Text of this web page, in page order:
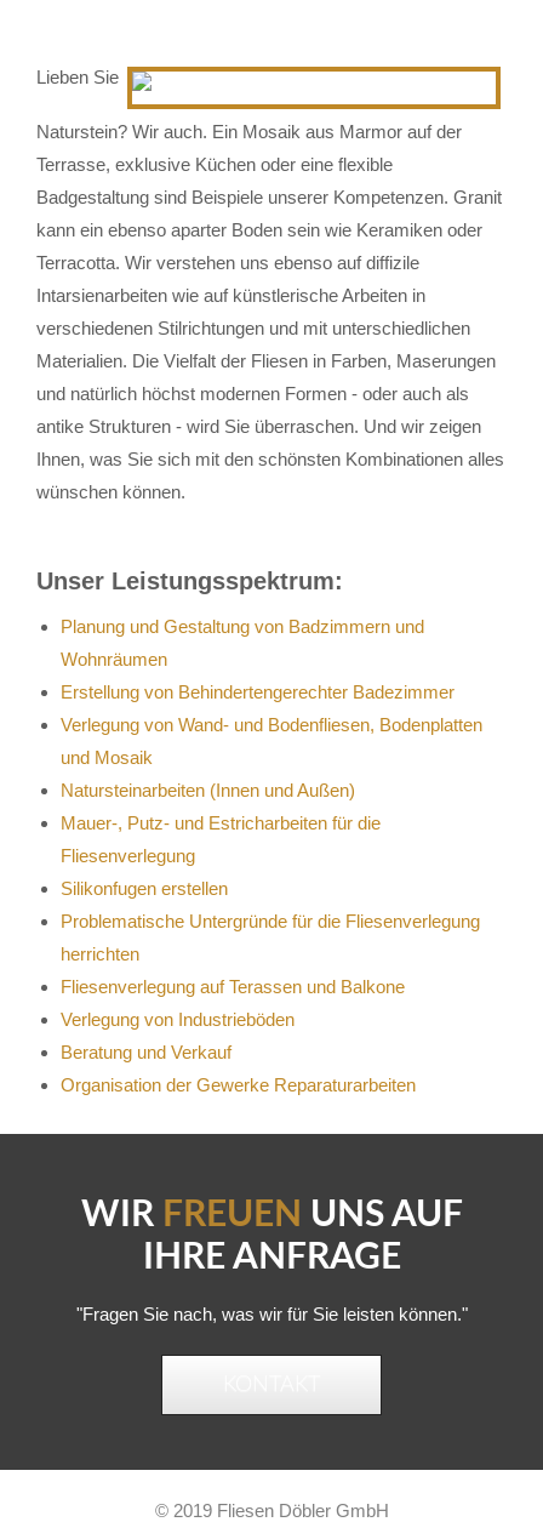
Lieben Sie
Naturstein? Wir auch. Ein Mosaik aus Marmor auf der
Terrasse, exklusive Küchen oder eine flexible
Badgestaltung sind Beispiele unserer Kompetenzen. Granit
kann ein ebenso aparter Boden sein wie Keramiken oder
Terracotta. Wir verstehen uns ebenso auf diffizile
Intarsienarbeiten wie auf künstlerische Arbeiten in
verschiedenen Stilrichtungen und mit unterschiedlichen
Materialien. Die Vielfalt der Fliesen in Farben, Maserungen
und natürlich höchst modernen Formen - oder auch als
antike Strukturen - wird Sie überraschen. Und wir zeigen
Ihnen, was Sie sich mit den schönsten Kombinationen alles
wünschen können.
Unser Leistungsspektrum:
Planung und Gestaltung von Badzimmern und
Wohnräumen
Erstellung von Behindertengerechter Badezimmer
Verlegung von Wand- und Bodenfliesen, Bodenplatten
und Mosaik
Natursteinarbeiten (Innen und Außen)
Mauer-, Putz- und Estricharbeiten für die
Fliesenverlegung
Silikonfugen erstellen
Problematische Untergründe für die Fliesenverlegung
herrichten
Fliesenverlegung auf Terassen und Balkone
Verlegung von Industrieböden
Beratung und Verkauf
Organisation der Gewerke Reparaturarbeiten
WIR FREUEN UNS AUF
IHRE ANFRAGE
"Fragen Sie nach, was wir für Sie leisten können."
© 2019 Fliesen Döbler GmbH